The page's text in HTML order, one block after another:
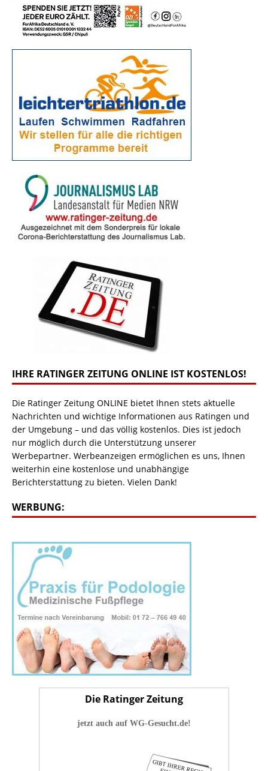
IHRE RATINGER ZEITUNG ONLINE IST KOSTENLOS!
Die Ratinger Zeitung ONLINE bietet Ihnen stets aktuelle
Nachrichten und wichtige Informationen aus Ratingen und
der Umgebung – und das völlig kostenlos. Dies ist jedoch
nur möglich durch die Unterstützung unserer
Werbepartner. Werbeanzeigen ermöglichen es uns, Ihnen
weiterhin eine kostenlose und unabhängige
Berichterstattung zu bieten. Vielen Dank!
WERBUNG:
Die Ratinger Zeitung
jetzt auch auf WG-Gesucht.de!